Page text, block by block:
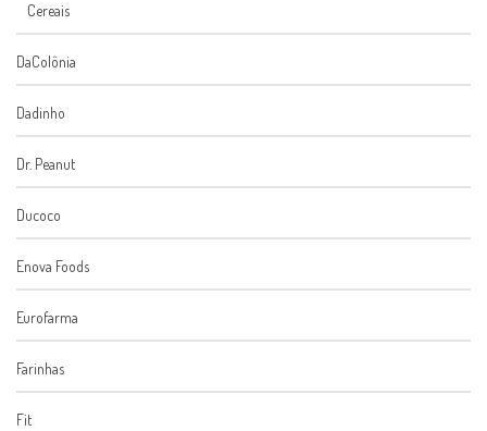
Cereais
DaColônia
Dadinho
Dr. Peanut
Ducoco
Enova Foods
Eurofarma
Farinhas
Fit